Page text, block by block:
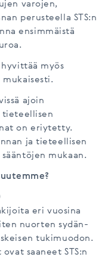
varojen,
perusteella STS:n
ensimmäistä
hyvittää myös
ajoin
tieteellisen
on eriytetty.
ja tieteellisen
mukaan.
eri vuosina
nuorten sydän-
tukimuodon.
saaneet STS:n